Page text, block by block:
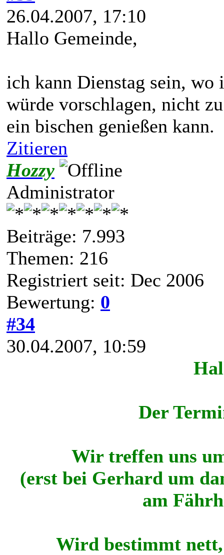
26.04.2007, 17:10
Hallo Gemeinde,
ich kann Dienstag sein,
würde vorschlagen, nicht
ein bischen genießen kann.
Zitieren
Hozzy
Administrator
Beiträge: 7.993
Themen: 216
Registriert seit: Dec 2006
Bewertung: 0
#34
30.04.2007, 10:59
Der
Wir treffen uns
(erst bei Gerhard um
am
Wird bestimmt